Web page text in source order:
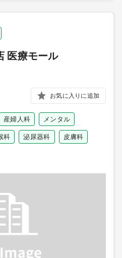
医療モール
お気に入りに追加
産婦人科 メンタル
科 泌尿器科 皮膚科